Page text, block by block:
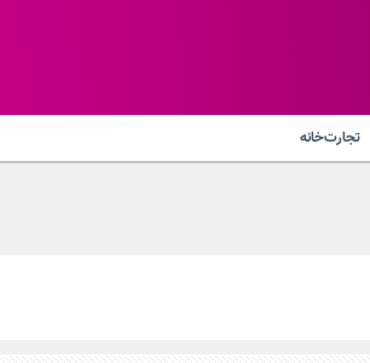
تجارت‌خانه